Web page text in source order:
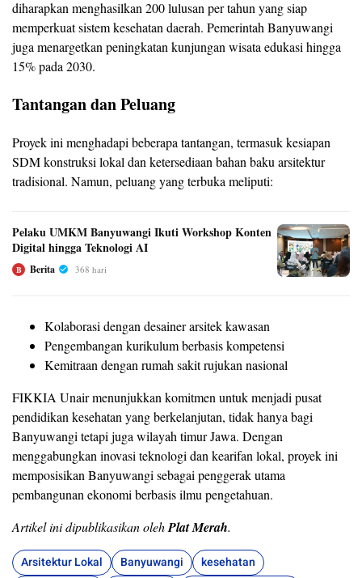
diharapkan menghasilkan 200 lulusan per tahun yang siap
memperkuat sistem kesehatan daerah. Pemerintah Banyuwangi
juga menargetkan peningkatan kunjungan wisata edukasi hingga
15% pada 2030.
Tantangan dan Peluang
Proyek ini menghadapi beberapa tantangan, termasuk kesiapan
SDM konstruksi lokal dan ketersediaan bahan baku arsitektur
tradisional. Namun, peluang yang terbuka meliputi:
Pelaku UMKM Banyuwangi Ikuti Workshop Konten
Digital hingga Teknologi AI
B Berita 368 hari
Kolaborasi dengan desainer arsitek kawasan
Pengembangan kurikulum berbasis kompetensi
Kemitraan dengan rumah sakit rujukan nasional
FIKKIA Unair menunjukkan komitmen untuk menjadi pusat
pendidikan kesehatan yang berkelanjutan, tidak hanya bagi
Banyuwangi tetapi juga wilayah timur Jawa. Dengan
menggabungkan inovasi teknologi dan kearifan lokal, proyek ini
memposisikan Banyuwangi sebagai penggerak utama
pembangunan ekonomi berbasis ilmu pengetahuan.
Artikel ini dipublikasikan olehPlat Merah.
Arsitektur Lokal Banyuwangi
kesehatan